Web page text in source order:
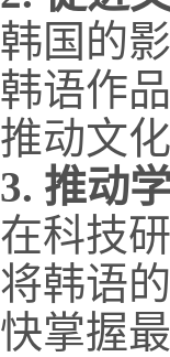
韩国的
韩语作
推动文
3. 推动
在科技
将韩语
快掌握